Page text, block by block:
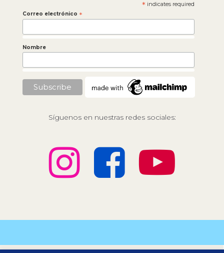
*indicates required
Correo electrónico *
Nombre
Síguenos en nuestras redes sociales: